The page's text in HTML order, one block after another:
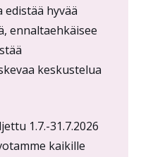
hyvää
ennaltaehkäisee
keskustelua
1.7.-31.7.2026
kaikille